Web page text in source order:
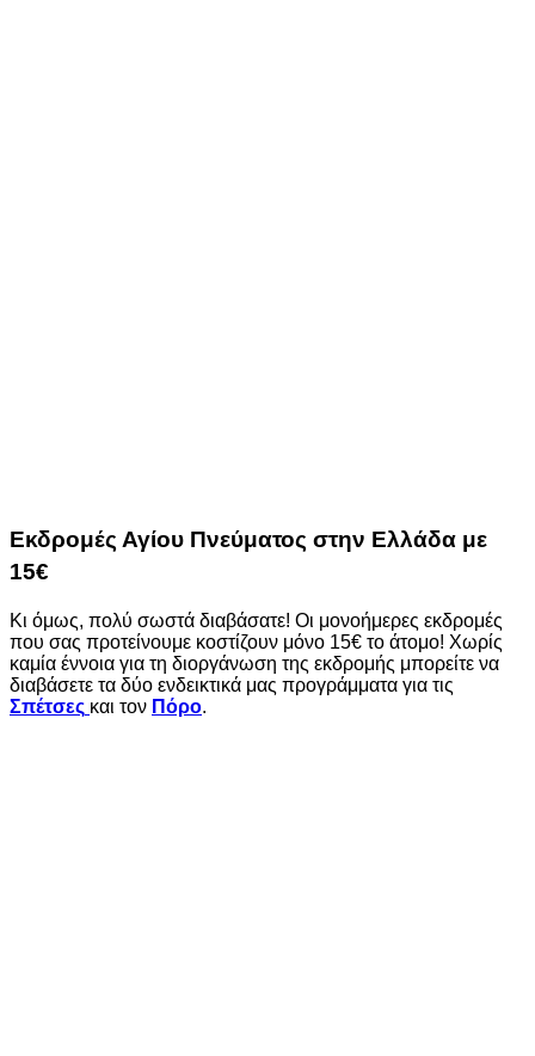
Εκδρομές Αγίου Πνεύματος στην Ελλάδα με
15€
Κι όμως, πολύ σωστά διαβάσατε! Οι μονοήμερες εκδρομές
που σας προτείνουμε κοστίζουν μόνο 15€ το άτομο! Χωρίς
καμία έννοια για τη διοργάνωση της εκδρομής μπορείτε να
διαβάσετε τα δύο ενδεικτικά μας προγράμματα για τις
Σπέτσες και τον Πόρο.